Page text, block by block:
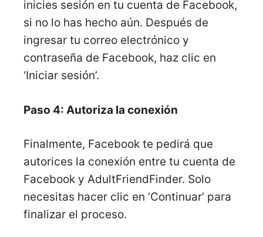
inicies sesión en tu cuenta de Facebook,
si no lo has hecho aún. Después de
ingresar tu correo electrónico y
contraseña de Facebook, haz clic en
‘Iniciar sesión’.
Paso 4: Autoriza la conexión
Finalmente, Facebook te pedirá que
autorices la conexión entre tu cuenta de
Facebook y AdultFriendFinder. Solo
necesitas hacer clic en ‘Continuar’ para
finalizar el proceso.